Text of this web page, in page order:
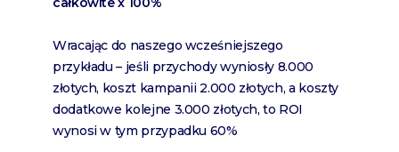
Wracając do naszego wcześniejszego
przykładu – jeśli przychody wyniosły 8.000
złotych, koszt kampanii 2.000 złotych, a koszty
dodatkowe kolejne 3.000 złotych, to ROI
wynosi w tym przypadku 60%